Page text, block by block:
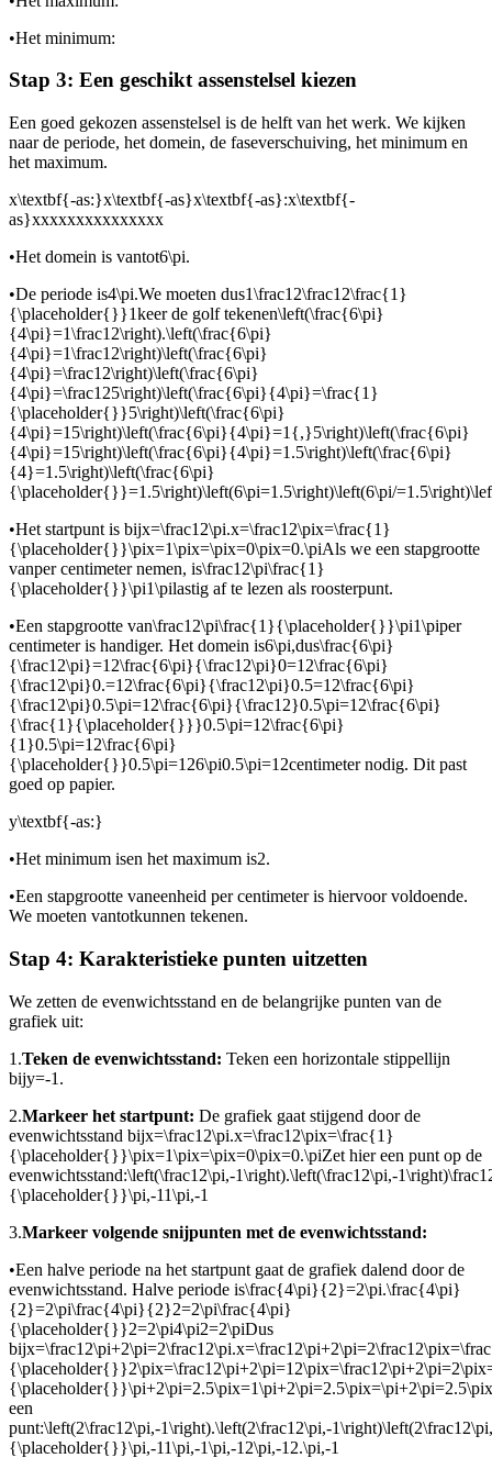
•Het minimum:
Stap 3: Een geschikt assenstelsel kiezen
Een goed gekozen assenstelsel is de helft van het werk. We kijken
naar de periode, het domein, de faseverschuiving, het minimum en
het maximum.
x\textbf{-as:}x\textbf{-as}x\textbf{-as}:x\textbf{-
as}xxxxxxxxxxxxxxx
•Het domein is vantot6\pi.
•De periode is4\pi.We moeten dus1\frac12\frac12\frac{1}
{\placeholder{}}1keer de golf tekenen\left(\frac{6\pi}
{4\pi}=1\frac12\right).\left(\frac{6\pi}
{4\pi}=1\frac12\right)\left(\frac{6\pi}
{4\pi}=\frac12\right)\left(\frac{6\pi}
{4\pi}=\frac125\right)\left(\frac{6\pi}{4\pi}=\frac{1}
{\placeholder{}}5\right)\left(\frac{6\pi}
{4\pi}=15\right)\left(\frac{6\pi}{4\pi}=1{,}5\right)\left(\frac{6\pi}
{4\pi}=15\right)\left(\frac{6\pi}{4\pi}=1.5\right)\left(\frac{6\pi}
{4}=1.5\right)\left(\frac{6\pi}
{\placeholder{}}=1.5\right)\left(6\pi=1.5\right)\left(6\pi/
•Het startpunt is bijx=\frac12\pi.x=\frac12\pix=\frac{1}
{\placeholder{}}\pix=1\pix=\pix=0\pix=0.\piAls we een stapgrootte
vanper centimeter nemen, is\frac12\pi\frac{1}
{\placeholder{}}\pi1\pilastig af te lezen als roosterpunt.
•Een stapgrootte van\frac12\pi\frac{1}{\placeholder{}}\pi1\piper
centimeter is handiger. Het domein is6\pi,dus\frac{6\pi}
{\frac12\pi}=12\frac{6\pi}{\frac12\pi}0=12\frac{6\pi}
{\frac12\pi}0.=12\frac{6\pi}{\frac12\pi}0.5=12\frac{6\pi}
{\frac12\pi}0.5\pi=12\frac{6\pi}{\frac12}0.5\pi=12\frac{6\pi}
{\frac{1}{\placeholder{}}}0.5\pi=12\frac{6\pi}
{1}0.5\pi=12\frac{6\pi}
{\placeholder{}}0.5\pi=126\pi0.5\pi=12centimeter nodig. Dit past
goed op papier.
y\textbf{-as:}
•Het minimum isen het maximum is2.
•Een stapgrootte vaneenheid per centimeter is hiervoor voldoende.
We moeten vantotkunnen tekenen.
Stap 4: Karakteristieke punten uitzetten
We zetten de evenwichtsstand en de belangrijke punten van de
grafiek uit:
1.Teken de evenwichtsstand: Teken een horizontale stippellijn
bijy=-1.
2.Markeer het startpunt: De grafiek gaat stijgend door de
evenwichtsstand bijx=\frac12\pi.x=\frac12\pix=\frac{1}
{\placeholder{}}\pix=1\pix=\pix=0\pix=0.\piZet hier een punt op de
evenwichtsstand:\left(\frac12\pi,-1\right).\left(\frac12\pi,-
{\placeholder{}}\pi,-11\pi,-1
3.Markeer volgende snijpunten met de evenwichtsstand:
•Een halve periode na het startpunt gaat de grafiek dalend door de
evenwichtsstand. Halve periode is\frac{4\pi}{2}=2\pi.\frac{4\pi}
{2}=2\pi\frac{4\pi}{2}2=2\pi\frac{4\pi}
{\placeholder{}}2=2\pi4\pi2=2\piDus
bij
een
punt:\left(2\frac12\pi,-1\right).\left(2\frac12\pi,-
{\placeholder{}}\pi,-11\pi,-1\pi,-12\pi,-12.\pi,-1